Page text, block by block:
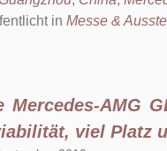
in Messe &
Mercedes-AMG
viel Platz